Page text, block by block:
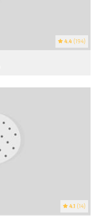
4.4 (194)
4.1 (14)